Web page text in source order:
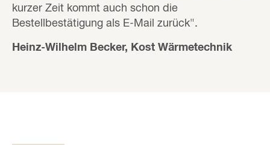
kurzer Zeit kommt auch schon die
Bestellbestätigung als E-Mail zurück".
Heinz-Wilhelm Becker, Kost Wärmetechnik